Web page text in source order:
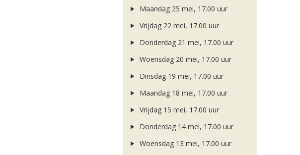
Maandag 25 mei, 17.00 uur
Vrijdag 22 mei, 17.00 uur
Donderdag 21 mei, 17.00 uur
Woensdag 20 mei, 17.00 uur
Dinsdag 19 mei, 17.00 uur
Maandag 18 mei, 17.00 uur
Vrijdag 15 mei, 17.00 uur
Donderdag 14 mei, 17.00 uur
Woensdag 13 mei, 17.00 uur